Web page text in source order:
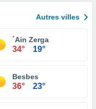
Autres villes
´Ain Zerga
34° 19°
Besbes
36° 23°